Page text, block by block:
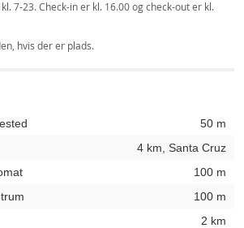
7-23. Check-in er kl. 16.00 og check-out er kl.
hvis der er plads.
50 m
4 km, Santa Cruz
100 m
100 m
2 km